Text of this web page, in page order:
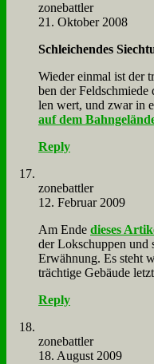
zone­batt­ler
21. Oktober 2008
Schlei­chen­des
Wie­der ein­mal ist der
ben der Feld­schmie­de
len wert, und zwar in
auf dem
Reply
zone­batt­ler
12. Februar 2009
Am En­de die­ses
der Lok­schup­pen und
Er­wäh­nung. Es steht
träch­ti­ge Ge­bäu­de
Reply
zone­batt­ler
18. August 2009